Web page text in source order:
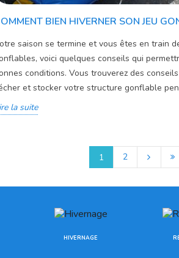
BIEN HIVERNER SON JEU
saison se termine et vous êtes en train
voici quelques conseils qui
conditions. Vous trouverez des
et stocker votre structure gonflable
la suite
1 2
HIVERNAGE